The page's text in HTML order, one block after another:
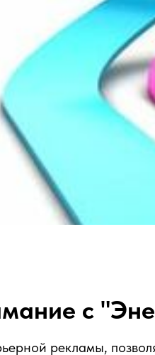
с
рекламы,